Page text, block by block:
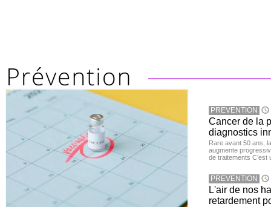
PREVENTION
Cancer de la
diagnostics
Rare avant 50 ans,
augmente
de traitements
PREVENTION
L'air de nos
retardement